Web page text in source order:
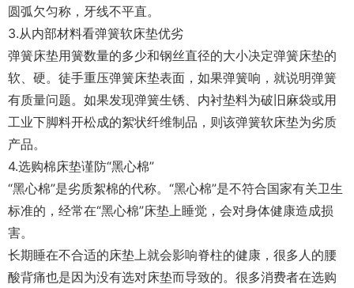
圆弧欠匀称，牙线不平直。
3.从内部材料看弹簧软床垫优劣
弹簧床垫用簧数量的多少和钢丝直径的大小决定弹簧床垫的
软、硬。徒手重压弹簧床垫表面，如果弹簧响，就说明弹簧
有质量问题。如果发现弹簧生锈、内衬垫料为破旧麻袋或用
工业下脚料开松成的絮状纤维制品，则该弹簧软床垫为劣质
产品。
4.选购棉床垫谨防“黑心棉”
“黑心棉”是劣质絮棉的代称。“黑心棉”是不符合国家有关卫生
标准的，经常在“黑心棉”床垫上睡觉，会对身体健康造成损
害。
长期睡在不合适的床垫上就会影响脊柱的健康，很多人的腰
酸背痛也是因为没有选对床垫而导致的。很多消费者在选购